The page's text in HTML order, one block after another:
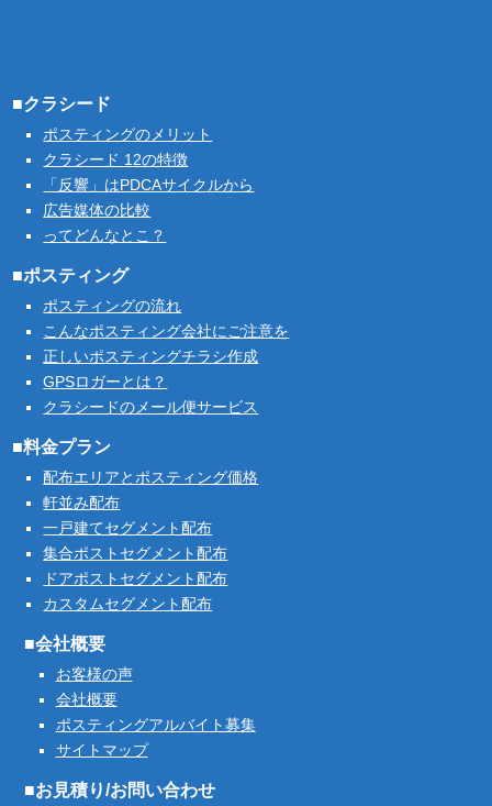
■クラシード
ポスティングのメリット
クラシード 12の特徴
「反響」はPDCAサイクルから
広告媒体の比較
ってどんなとこ？
■ポスティング
ポスティングの流れ
こんなポスティング会社にご注意を
正しいポスティングチラシ作成
GPSロガーとは？
クラシードのメール便サービス
■料金プラン
配布エリアとポスティング価格
軒並み配布
一戸建てセグメント配布
集合ポストセグメント配布
ドアポストセグメント配布
カスタムセグメント配布
■会社概要
お客様の声
会社概要
ポスティングアルバイト募集
サイトマップ
■お見積り/お問い合わせ